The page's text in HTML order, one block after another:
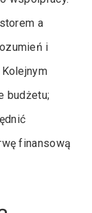
a
i
budżetu;
finansową